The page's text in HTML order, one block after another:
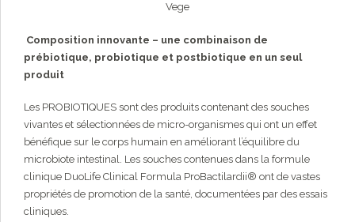
Vege
Composition innovante – une combinaison de
prébiotique, probiotique et postbiotique en un seul
produit
Les PROBIOTIQUES sont des produits contenant des souches
vivantes et sélectionnées de micro-organismes qui ont un effet
bénéfique sur le corps humain en améliorant l’équilibre du
microbiote intestinal. Les souches contenues dans la formule
clinique DuoLife Clinical Formula ProBactilardii® ont de vastes
propriétés de promotion de la santé, documentées par des essais
cliniques.